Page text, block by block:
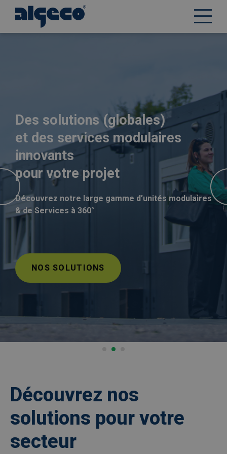
Des solutions (globales)
et des services modulaires
innovants
pour votre projet
Découvrez notre large gamme d’unités modulaires
& de Services à 360°
NOS SOLUTIONS
Découvrez nos
solutions pour votre
secteur